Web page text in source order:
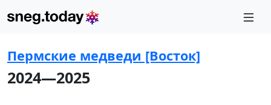
Пермские медведи [Восток]
2024—2025